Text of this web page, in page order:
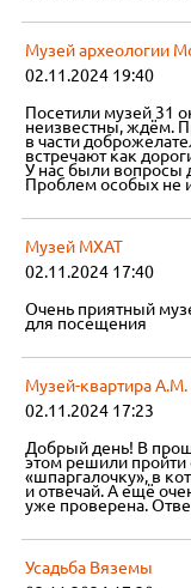
Музей археологии
02.11.2024 19:40
Посетили музей 31
неизвестны, ждём.
в части
встречают как
У нас были вопросы
Проблем особых не
Музей МХАТ
02.11.2024 17:40
Очень приятный
для посещения
Музей-квартира А.М.
02.11.2024 17:23
Добрый день! В
этом решили
«шпаргалочку», в
и отвечай. А ещё
уже проверена.
Усадьба Вяземы